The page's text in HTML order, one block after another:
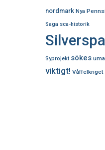
nordmark Nya
Saga sca-historik
Syprojekt sökes uma
viktigt! Våffelkriget